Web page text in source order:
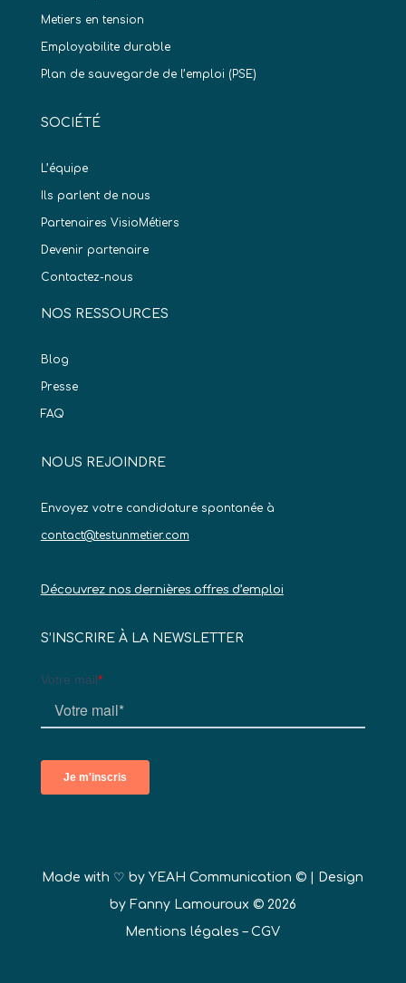
Metiers en tension
Employabilite durable
Plan de sauvegarde de l’emploi (PSE)
SOCIÉTÉ
L’équipe
Ils parlent de nous
Partenaires VisioMétiers
Devenir partenaire
Contactez-nous
NOS RESSOURCES
Blog
Presse
FAQ
NOUS REJOINDRE
Envoyez votre candidature spontanée à
contact@testunmetier.com
Découvrez nos dernières offres d’emploi
S’INSCRIRE À LA NEWSLETTER
Made with ♡ byYEAH Communication © | Design
by Fanny Lamouroux © 2026
Mentions légales –CGV